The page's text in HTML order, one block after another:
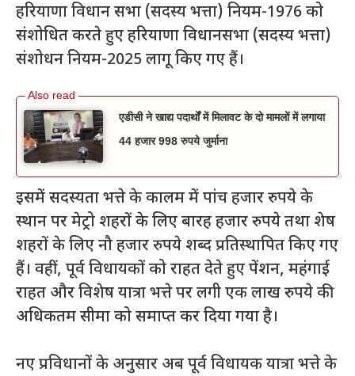
हरियाणा विधान सभा (सदस्य भत्ता) नियम-1976 को
संशोधित करते हुए हरियाणा विधानसभा (सदस्य भत्ता)
संशोधन नियम-2025 लागू किए गए हैं।
एडीसी ने खाद्य पदार्थों में मिलावट के दो मामलों में लगाया
44 हजार 998 रुपये जुर्माना
इसमें सदस्यता भत्ते के कालम में पांच हजार रुपये के
स्थान पर मेट्रो शहरों के लिए बारह हजार रुपये तथा शेष
शहरों के लिए नौ हजार रुपये शब्द प्रतिस्थापित किए गए
हैं। वहीं, पूर्व विधायकों को राहत देते हुए पेंशन, महंगाई
राहत और विशेष यात्रा भत्ते पर लगी एक लाख रुपये की
अधिकतम सीमा को समाप्त कर दिया गया है।
नए प्रविधानों के अनुसार अब पूर्व विधायक यात्रा भत्ते के